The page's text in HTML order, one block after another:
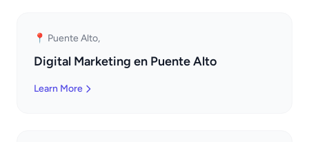
📍 Puente Alto,
Digital Marketing en Puente Alto
Learn More